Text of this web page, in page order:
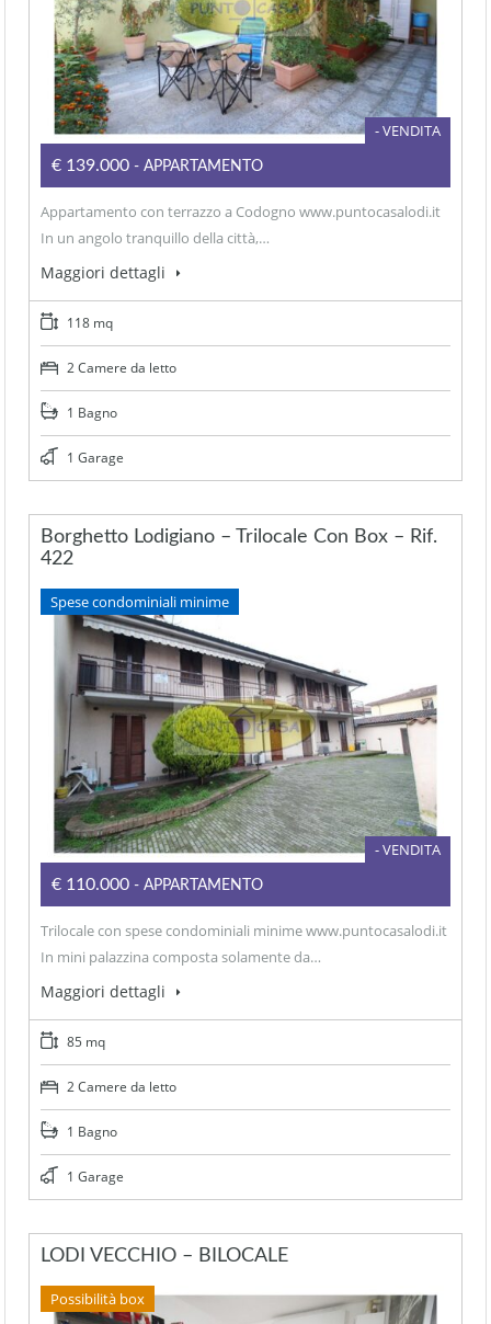
- VENDITA
€139.000 - APPARTAMENTO
Appartamento con terrazzo a Codogno www.puntocasalodi.it
In un angolo tranquillo della città,…
Maggiori dettagli
118 mq
2 Camere da letto
1 Bagno
1 Garage
Borghetto Lodigiano – Trilocale Con Box – Rif.
422
Spese condominiali minime
- VENDITA
€110.000 - APPARTAMENTO
Trilocale con spese condominiali minime www.puntocasalodi.it
In mini palazzina composta solamente da…
Maggiori dettagli
85 mq
2 Camere da letto
1 Bagno
1 Garage
LODI VECCHIO – BILOCALE
Possibilità box